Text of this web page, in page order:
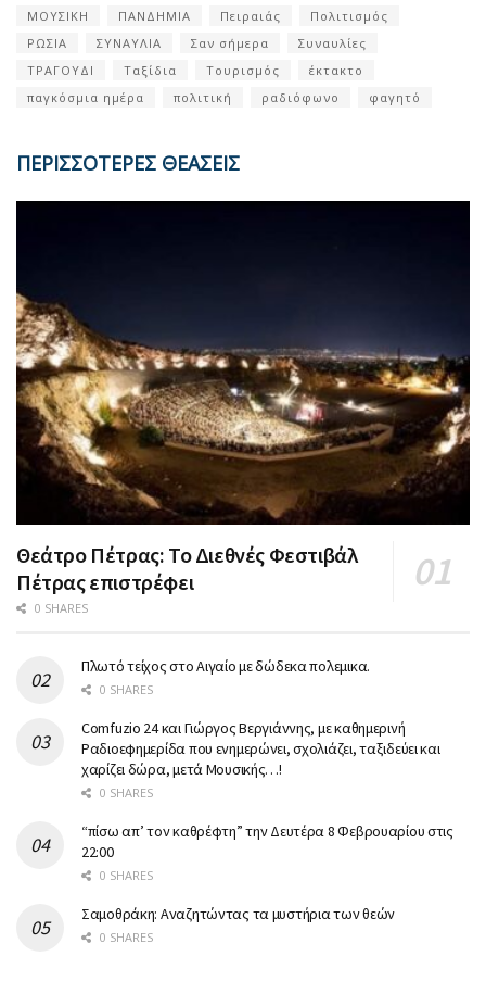
ΜΟΥΣΙΚΗ ΠΑΝΔΗΜΙΑ Πειραιάς
Πολιτισμός
ΡΩΣΙΑ
ΣΥΝΑΥΛΙΑ Σαν σήμερα
Συναυλίες
ΤΡΑΓΟΥΔΙ
Ταξίδια Τουρισμός
έκτακτο
παγκόσμια ημέρα
πολιτική ραδιόφωνο φαγητό
ΠΕΡΙΣΣΟΤΕΡΕΣ ΘΕΑΣΕΙΣ
Θεάτρο Πέτρας: Το Διεθνές Φεστιβάλ
Πέτρας επιστρέφει
0 SHARES
Πλωτό τείχος στο Αιγαίο με δώδεκα πολεμικα.
0 SHARES
Comfuzio 24 και Γιώργος Βεργιάννης, με καθημερινή
Ραδιοεφημερίδα που ενημερώνει, σχολιάζει, ταξιδεύει και
χαρίζει δώρα, μετά Μουσικής…!
0 SHARES
“πίσω απ’ τον καθρέφτη” την Δευτέρα 8 Φεβρουαρίου στις
22:00
0 SHARES
Σαμοθράκη: Αναζητώντας τα μυστήρια των θεών
0 SHARES